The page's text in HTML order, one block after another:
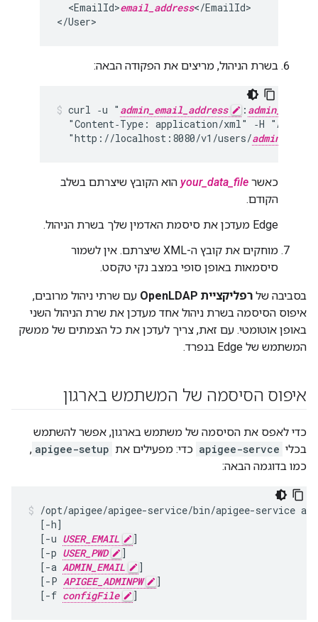
  <EmailId>
email_address</EmailId>
</User>
בשרת הניהול, מריצים את הפקודה הבאה:
curl ‑u " admin_email_address :
"Content‑Type: application/xml" ‑H
  "http://localhost:8080/v1/users/
כאשר your_data_file הוא הקובץ שיצרתם בשלב
הקודם.
Edge מעדכן את סיסמת האדמין שלך בשרת הניהול.
מוחקים את קובץ ה-XML שיצרתם. אין לשמור
סיסמאות באופן סופי במצב נקי טקסט.
בסביבה של רפליקציית OpenLDAP
עם שרתי ניהול מרובים,
איפוס הסיסמה בשרת ניהול אחד מעדכן את שרת הניהול השני
באופן אוטומטי. עם זאת, צריך לעדכן את כל הצמתים של ממשק
המשתמש של Edge בנפרד.
איפוס הסיסמה של המשתמש בארגון
כדי לאפס את הסיסמה של משתמש בארגון, אפשר להשתמש
בכלי apigee-servce כדי: מפעילים את apigee-setup
,
כמו בדוגמה הבאה:
/opt/apigee/apigee-service/bin/apigee-service
  [-h]
  [-u
USER_EMAIL
]
  [-p
USER_PWD
]
  [-a
ADMIN_EMAIL
]
  [-P
APIGEE_ADMINPW
]
  [-f
configFile ]